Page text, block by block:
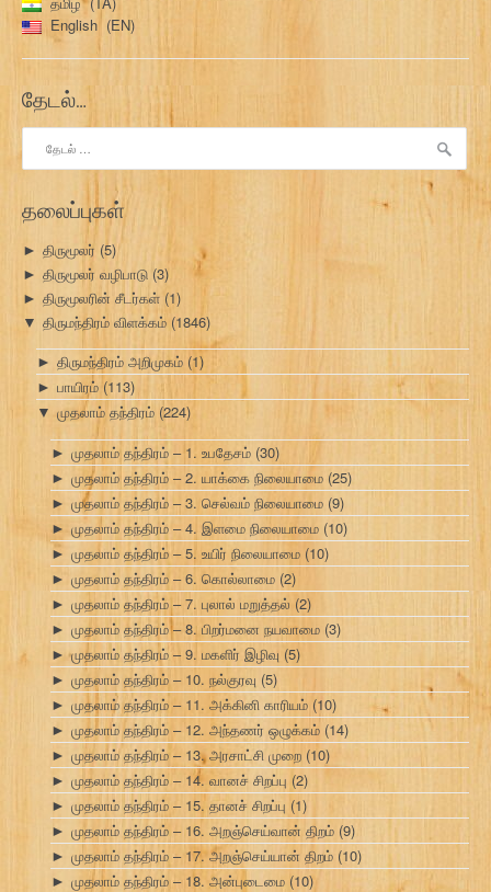
English
EN
தேடல்…
தேடு:
தலைப்புகள்
► திருமூலர் (5)
► திருமூலர் வழிபாடு (3)
► திருமூலரின் சீடர்கள் (1)
▼ திருமந்திரம் விளக்கம் (1846)
► திருமந்திரம் அறிமுகம் (1)
► பாயிரம் (113)
▼ முதலாம் தந்திரம் (224)
► முதலாம் தந்திரம் – 1. உபதேசம் (30)
► முதலாம் தந்திரம் – 2. யாக்கை நிலையாமை (25)
► முதலாம் தந்திரம் – 3. செல்வம் நிலையாமை (9)
► முதலாம் தந்திரம் – 4. இளமை நிலையாமை (10)
► முதலாம் தந்திரம் – 5. உயிர் நிலையாமை (10)
► முதலாம் தந்திரம் – 6. கொல்லாமை (2)
► முதலாம் தந்திரம் – 7. புலால் மறுத்தல் (2)
► முதலாம் தந்திரம் – 8. பிறர்மனை நயவாமை (3)
► முதலாம் தந்திரம் – 9. மகளிர் இழிவு (5)
► முதலாம் தந்திரம் – 10. நல்குரவு (5)
► முதலாம் தந்திரம் – 11. அக்கினி காரியம் (10)
► முதலாம் தந்திரம் – 12. அந்தணர் ஒழுக்கம் (14)
► முதலாம் தந்திரம் – 13. அரசாட்சி முறை (10)
► முதலாம் தந்திரம் – 14. வானச் சிறப்பு (2)
► முதலாம் தந்திரம் – 15. தானச் சிறப்பு (1)
► முதலாம் தந்திரம் – 16. அறஞ்செய்வான் திறம் (9)
► முதலாம் தந்திரம் – 17. அறஞ்செய்யான் திறம் (10)
► முதலாம் தந்திரம் – 18. அன்புடைமை (10)